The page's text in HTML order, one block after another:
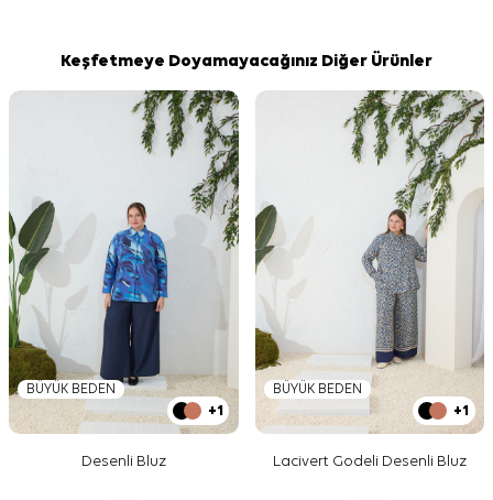
Keşfetmeye Doyamayacağınız Diğer Ürünler
BÜYÜK BEDEN
+1
Desenli Bluz
BÜYÜK BEDEN
+1
Lacivert Godeli Desenli Bluz